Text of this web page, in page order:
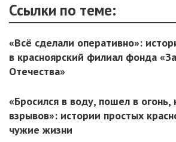
Ссылки по теме:
«Всё сделали оперативно»:
в красноярский филиал фонда
Отечества»
«Бросился в воду, пошел в огонь,
взрывов»: истории простых
чужие жизни